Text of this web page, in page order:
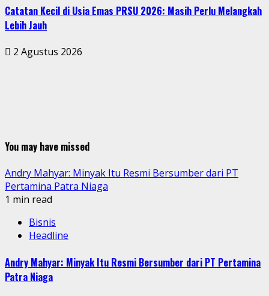
Catatan Kecil di Usia Emas PRSU 2026: Masih Perlu Melangkah
Lebih Jauh
2 Agustus 2026
You may have missed
Andry Mahyar: Minyak Itu Resmi Bersumber dari PT
Pertamina Patra Niaga
1 min read
Bisnis
Headline
Andry Mahyar: Minyak Itu Resmi Bersumber dari PT Pertamina
Patra Niaga